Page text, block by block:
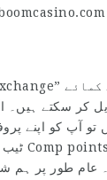
عام طور پر ہم